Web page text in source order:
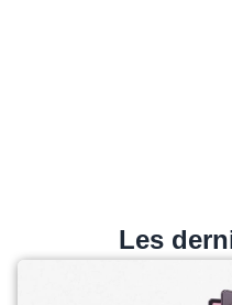
Les